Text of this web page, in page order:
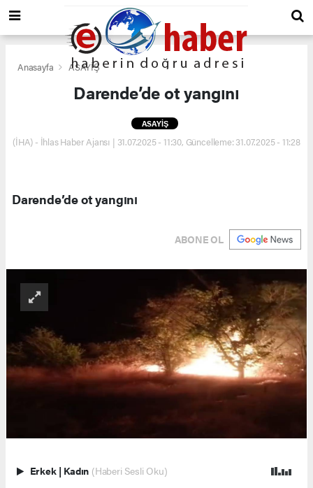
Anasayfa ASAYİŞ
Darende’de ot yangını
ASAYİŞ
(İHA) - İhlas Haber Ajansı | 31.07.2025 - 11:30, Güncelleme: 31.07.2025 - 11:28
Darende’de ot yangını
ABONE OL
Erkek | Kadın (Haberi Sesli Oku)